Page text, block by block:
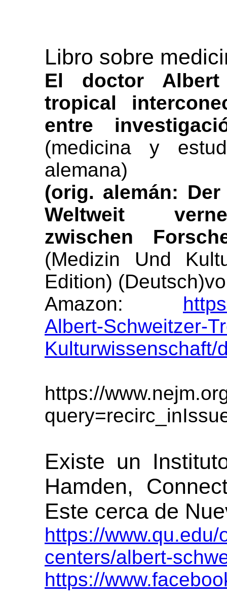
Libro sobre
El doctor Albert
tropical
entre
(medicina y
alemana)
(orig. alemán:
Weltweit
zwischen
(Medizin Und
Edition)
Amazon:
Albert-Schweitzer-
Kulturwissenschaft/
https://
Existe un
Hamden,
Este cerca de
https://
centers/albert-
https://